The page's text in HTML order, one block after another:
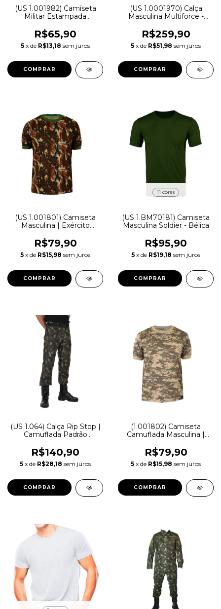
(US 1.001982) Camiseta
Militar Estampada
R$65,90
5 x de R$13,18 sem juros
COMPRAR
(US 1.0001970) Calça
Masculina Multiforce -
R$259,90
5 x de R$51,98 sem juros
COMPRAR
(US 1.001801) Camiseta
Masculina | Exército
R$79,90
5 x de R$15,98 sem juros
COMPRAR
11 cores
(US 1.BM70181) Camiseta
Masculina Soldier - Bélica
R$95,90
5 x de R$19,18 sem juros
COMPRAR
(US 1.064) Calça Rip Stop |
Camuflada Padrão
R$140,90
5 x de R$28,18 sem juros
COMPRAR
(1.001802) Camiseta
Camuflada Masculina |
R$79,90
5 x de R$15,98 sem juros
COMPRAR